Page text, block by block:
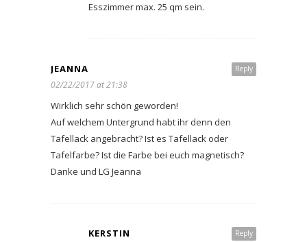
Esszimmer max. 25 qm sein.
Reply
JEANNA
02/22/2017 at 21:38
Wirklich sehr schön geworden!
Auf welchem Untergrund habt ihr denn den
Tafellack angebracht? Ist es Tafellack oder
Tafelfarbe? Ist die Farbe bei euch magnetisch?
Danke und LG Jeanna
Reply
KERSTIN